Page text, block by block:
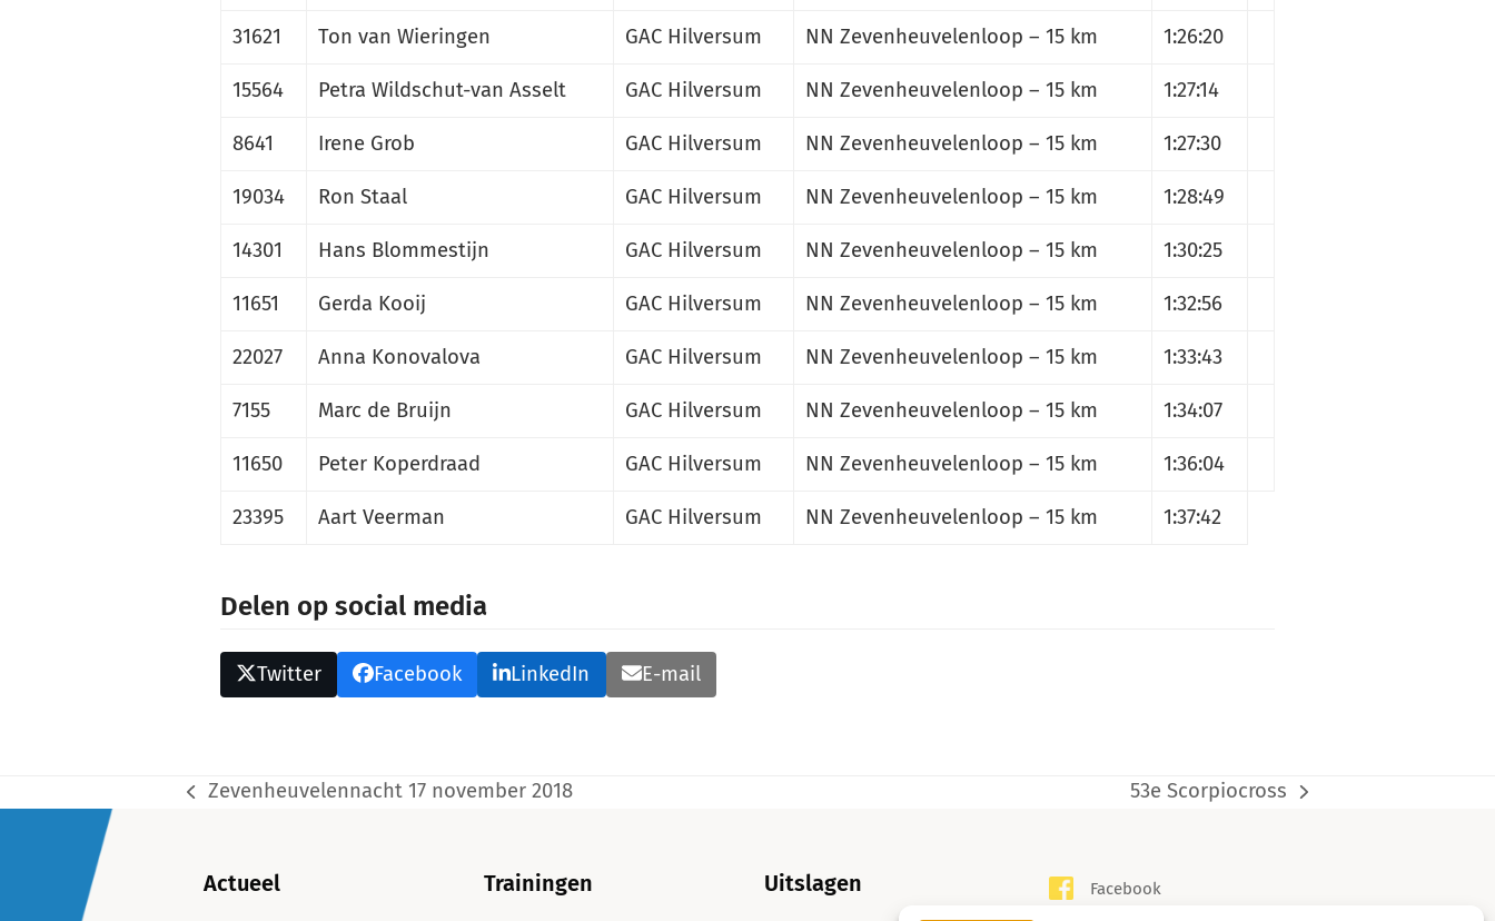
31621 Ton van Wieringen GAC Hilversum NN Zevenheuvelenloop – 15 km 1:26:20
15564 Petra Wildschut-van Asselt GAC Hilversum NN Zevenheuvelenloop – 15 km 1:27:14
8641 Irene Grob GAC Hilversum NN Zevenheuvelenloop – 15 km 1:27:30
19034 Ron Staal GAC Hilversum NN Zevenheuvelenloop – 15 km 1:28:49
14301 Hans Blommestijn GAC Hilversum NN Zevenheuvelenloop – 15 km 1:30:25
11651 Gerda Kooij GAC Hilversum NN Zevenheuvelenloop – 15 km 1:32:56
22027 Anna Konovalova GAC Hilversum NN Zevenheuvelenloop – 15 km 1:33:43
7155 Marc de Bruijn GAC Hilversum NN Zevenheuvelenloop – 15 km 1:34:07
11650 Peter Koperdraad GAC Hilversum NN Zevenheuvelenloop – 15 km 1:36:04
23395 Aart Veerman GAC Hilversum NN Zevenheuvelenloop – 15 km 1:37:42
Delen op social media
Twitter Facebook LinkedIn E-mail
previous
Zevenheuvelennacht 17 november 2018
next
53e Scorpiocross
Actueel Trainingen Uitslagen Facebook